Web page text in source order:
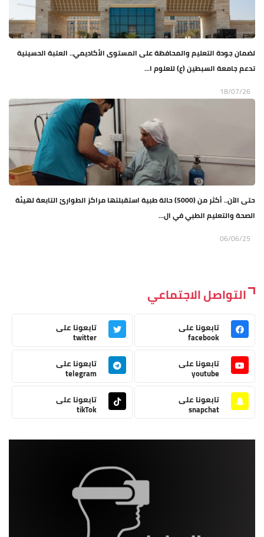
لضمان جودة التعليم والمحافظة على المستوى الأكاديمي.. العتبة الحسينية
تدعم جامعة السبطين (ع) للعلوم ا...
18/07/26
حتى الآن.. أكثر من (5000) حالة طبية استقبلتها مراكز الطوارئ التابعة لهيئة
الصحة والتعليم الطبي في ال...
06/06/25
التواصل الاجتماعي
تابعونا على
facebook
تابعونا على
twitter
تابعونا على
youtube
تابعونا على
telegram
تابعونا على
snapchat
تابعونا على
tikTok